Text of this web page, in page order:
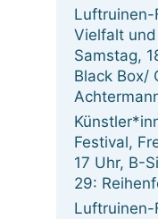
Luftruinen-
Vielfalt
Samstag,
Black Box/
Festival,
17 Uhr, B-
29:
Luftruinen-